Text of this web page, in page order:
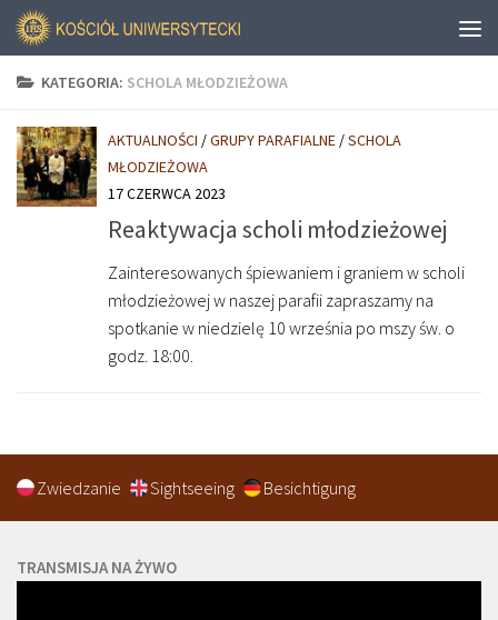
KATEGORIA: SCHOLA MŁODZIEŻOWA
AKTUALNOŚCI /GRUPY PARAFIALNE /SCHOLA
MŁODZIEŻOWA
17 CZERWCA 2023
Reaktywacja scholi młodzieżowej
Zainteresowanych śpiewaniem i graniem w scholi
młodzieżowej w naszej parafii zapraszamy na
spotkanie w niedzielę 10 września po mszy św. o
godz. 18:00.
Zwiedzanie Sightseeing Besichtigung
TRANSMISJA NA ŻYWO